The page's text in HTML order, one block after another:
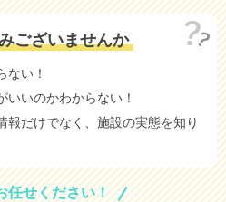
ございませんか
ない！
いいのかわからない！
報だけでなく、施設の実態を知り
任せください！